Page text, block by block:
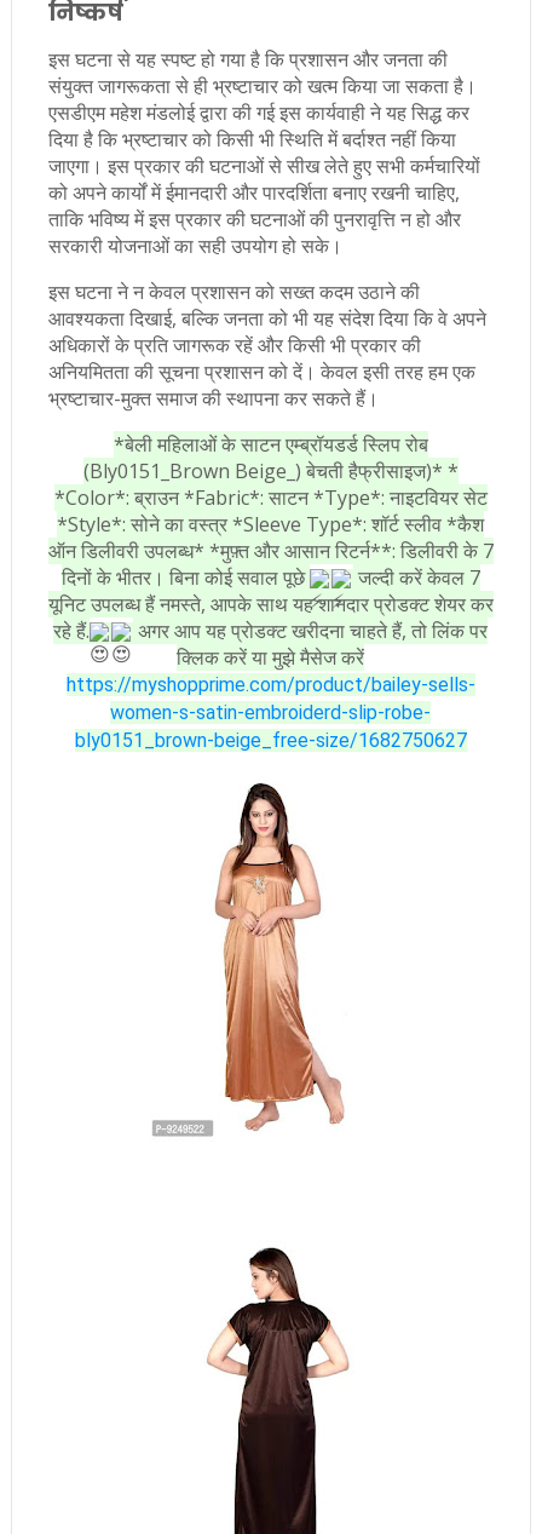
निष्कर्ष
इस घटना से यह स्पष्ट हो गया है कि प्रशासन और जनता की
संयुक्त जागरूकता से ही भ्रष्टाचार को खत्म किया जा सकता है।
एसडीएम महेश मंडलोई द्वारा की गई इस कार्यवाही ने यह सिद्ध कर
दिया है कि भ्रष्टाचार को किसी भी स्थिति में बर्दाश्त नहीं किया
जाएगा। इस प्रकार की घटनाओं से सीख लेते हुए सभी कर्मचारियों
को अपने कार्यों में ईमानदारी और पारदर्शिता बनाए रखनी चाहिए,
ताकि भविष्य में इस प्रकार की घटनाओं की पुनरावृत्ति न हो और
सरकारी योजनाओं का सही उपयोग हो सके।
इस घटना ने न केवल प्रशासन को सख्त कदम उठाने की
आवश्यकता दिखाई, बल्कि जनता को भी यह संदेश दिया कि वे अपने
अधिकारों के प्रति जागरूक रहें और किसी भी प्रकार की
अनियमितता की सूचना प्रशासन को दें। केवल इसी तरह हम एक
भ्रष्टाचार-मुक्त समाज की स्थापना कर सकते हैं।
*बेली महिलाओं के साटन एम्ब्रॉयडर्ड स्लिप रोब
(Bly0151_Brown Beige_) बेचती हैफ्रीसाइज)* *
*Color*: ब्राउन *Fabric*: साटन *Type*: नाइटवियर सेट
*Style*: सोने का वस्त्र *Sleeve Type*: शॉर्ट स्लीव *कैश
ऑन डिलीवरी उपलब्ध* *मुफ़्त और आसान रिटर्न**: डिलीवरी के 7
दिनों के भीतर। बिना कोई सवाल पूछे
जल्दी करें केवल 7
यूनिट उपलब्ध हैं नमस्ते, आपके साथ यह शानदार प्रोडक्ट शेयर कर
रहे हैं.
अगर आप यह प्रोडक्ट खरीदना चाहते हैं, तो लिंक पर
क्लिक करें या मुझे मैसेज करें
https://myshopprime.com/product/bailey-sells-
women-s-satin-embroiderd-slip-robe-
bly0151_brown-beige_free-size/1682750627